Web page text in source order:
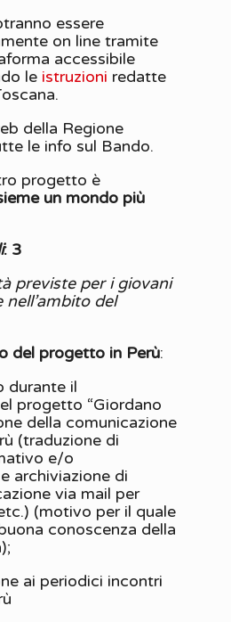
essere
on line tramite
accessibile
le istruzioni redatte
della Regione
le info sul Bando.
progetto è
un mondo più
: 3
previste per i giovani
nell’ambito del
del progetto in Perù:
durante il
progetto “Giordano
della comunicazione
(traduzione di
e/o
archiviazione di
via mail per
(motivo per il quale
conoscenza della
ai periodici incontri